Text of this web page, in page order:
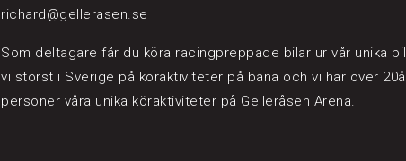
richard@gellerasen.se
Som deltagare får du köra racingpreppade bilar ur vår unika
vi störst i Sverige på köraktiviteter på bana och vi har över
personer våra unika köraktiviteter på Gelleråsen Arena.